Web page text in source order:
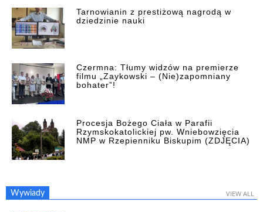
Tarnowianin z prestiżową nagrodą w
dziedzinie nauki
Czermna: Tłumy widzów na premierze
filmu „Zaykowski – (Nie)zapomniany
bohater”!
Procesja Bożego Ciała w Parafii
Rzymskokatolickiej pw. Wniebowzięcia
NMP w Rzepienniku Biskupim (ZDJĘCIA)
Wywiady VIEW ALL